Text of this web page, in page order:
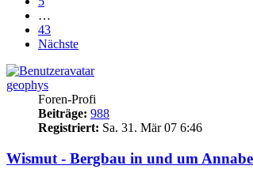
…
43
Nächste
geophys
Foren-Profi
Beiträge: 988
Registriert: Sa. 31. Mär 07 6:46
Wismut - Bergbau in und um